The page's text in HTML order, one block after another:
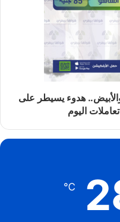
هدوء يسيطر على
اليوم
℃